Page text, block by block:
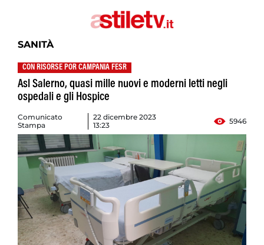
SANITÀ
CON RISORSE POR CAMPANIA FESR
Asl Salerno, quasi mille nuovi e moderni letti negli
ospedali e gli Hospice
Comunicato
Stampa
22 dicembre 2023
13:23
5946